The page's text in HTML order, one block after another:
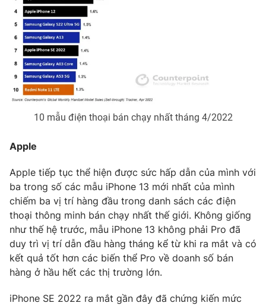
Photo
Video
VTV Money VTV Thể thao
VTV Sức khoẻ Bất động sản
Thị trường 24h
VTV4 Vươn mình bằng AI
VTV9 VTV8
Liên hệ tòa soạn English
10 mẫu điện thoại bán chạy nhất tháng 4/2022
Apple
Apple tiếp tục thể hiện được sức hấp dẫn của mình với
ba trong số các mẫu iPhone 13 mới nhất của mình
chiếm ba vị trí hàng đầu trong danh sách các điện
thoại thông minh bán chạy nhất thế giới. Không giống
như thế hệ trước, mẫu iPhone 13 không phải Pro đã
duy trì vị trí dẫn đầu hàng tháng kể từ khi ra mắt và có
kết quả tốt hơn các biến thể Pro về doanh số bán
hàng ở hầu hết các thị trường lớn.
iPhone SE 2022 ra mắt gần đây đã chứng kiến ​​mức